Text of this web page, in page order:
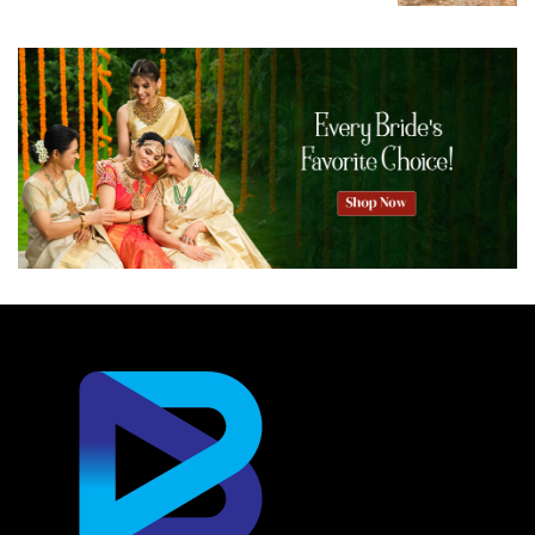
അമ്മയുടെ കരവിരുതു കണ്ട മക്കളാണ് സോഷ്യല്‍
മീഡിയയില്‍ ഒരു അക്കൗണ്ട് തുടങ്ങാന്‍ ജോലാന്‍ഡയെ
പ്രേരിപ്പിച്ചത്. ഡേ മീല്‍ പ്രിപ്പെര്‍ എന്ന അക്കൗണ്ട് തുടങ്ങി
ആരാധകരുണ്ടായി. റിയലസ്റ്റിക് ലുക്കിലാണ് ജോലാന്‍ഡ
ചിത്രങ്ങള്‍ വരയ്ക്കുന്നത്. കഴിക്കാന്‍ പറ്റുന്ന
സാധനങ്ങള്‍ മാത്രമാണ് അവര്‍ ഇതില്‍
ഉപയോഗിച്ചിരിക്കുന്നത്. വിവിധ തരം മസാലക്കൂട്ടുകളാണ്
ഫുഡ് ആര്‍ട്ടില്‍ നിറങ്ങള്‍ നല്‍കാനായി ചേര്‍ക്കുന്നത്.